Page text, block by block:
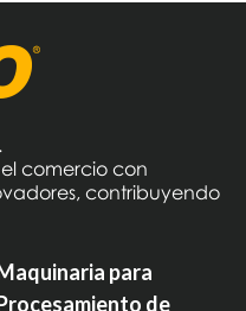
comercio con
contribuyendo
para
de